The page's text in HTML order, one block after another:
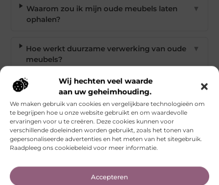
Wij hechten veel waarde
aan uw geheimhouding.
We maken gebruik van cookies en vergelijkbare technologieën om
te begrijpen hoe u onze website gebruikt en om waardevolle
ervaringen voor u te creëren. Deze cookies kunnen voor
verschillende doeleinden worden gebruikt, zoals het tonen van
gepersonaliseerde advertenties en het meten van het sitegebruik.
Raadpleeg ons cookiebeleid voor meer informatie.
Accepteren
Waarom zou ik mijn oude meubels laten
ophalen?
▼
Hoe werkt duurzame verwerking van oude
meubels?
▼
Wat zijn de kosten voor het ophalen van
oude meubels?
Werken ophaaldiensten samen met goede
doelen?
▼
Is het ophalen van oude meubels geschikt
voor mensen met een drukke agenda?
▼